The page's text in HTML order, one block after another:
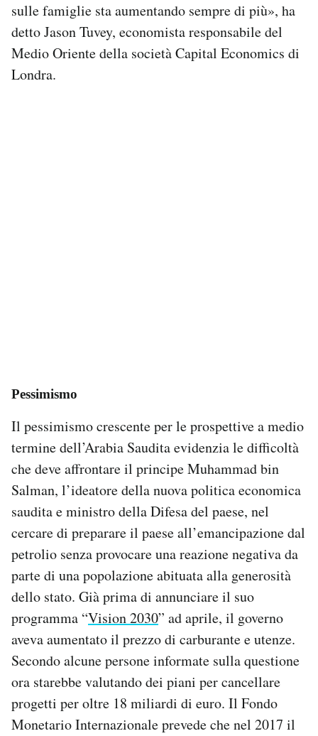
sulle famiglie sta aumentando sempre di più», ha
detto Jason Tuvey, economista responsabile del
Medio Oriente della società Capital Economics di
Londra.
Pessimismo
Il pessimismo crescente per le prospettive a medio
termine dell’Arabia Saudita evidenzia le difficoltà
che deve affrontare il principe Muhammad bin
Salman, l’ideatore della nuova politica economica
saudita e ministro della Difesa del paese, nel
cercare di preparare il paese all’emancipazione dal
petrolio senza provocare una reazione negativa da
parte di una popolazione abituata alla generosità
dello stato. Già prima di annunciare il suo
programma “Vision 2030” ad aprile, il governo
aveva aumentato il prezzo di carburante e utenze.
Secondo alcune persone informate sulla questione
ora starebbe valutando dei piani per cancellare
progetti per oltre 18 miliardi di euro. Il Fondo
Monetario Internazionale prevede che nel 2017 il